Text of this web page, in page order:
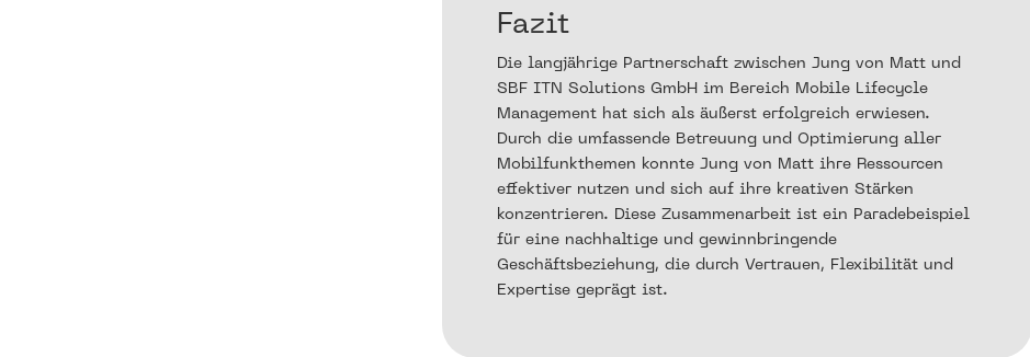
Fazit
Die langjährige Partnerschaft zwischen Jung von Matt und
SBF ITN Solutions GmbH im Bereich Mobile Lifecycle
Management hat sich als äußerst erfolgreich erwiesen.
Durch die umfassende Betreuung und Optimierung aller
Mobilfunkthemen konnte Jung von Matt ihre Ressourcen
effektiver nutzen und sich auf ihre kreativen Stärken
konzentrieren. Diese Zusammenarbeit ist ein Paradebeispiel
für eine nachhaltige und gewinnbringende
Geschäftsbeziehung, die durch Vertrauen, Flexibilität und
Expertise geprägt ist.